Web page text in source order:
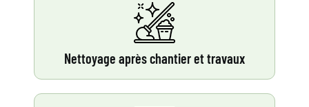
Nettoyage après chantier et travaux